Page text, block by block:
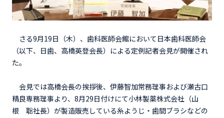
さる9月19日（木）、歯科医師会館において日本歯科医師会
（以下、日歯、高橋英登会長）による定例記者会見が開催され
た。
会見では高橋会長の挨拶後、伊藤智加常務理事および瀬古口
精良専務理事より、8月29日付けにて小林製薬株式会社（山
根 聡社長）が製造販売している糸ようじ・歯間ブラシなどの